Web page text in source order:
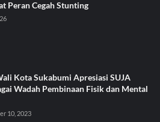
Peran Cegah Stunting
Kota Sukabumi Apresiasi SUJA
Wadah Pembinaan Fisik dan Mental
10, 2023